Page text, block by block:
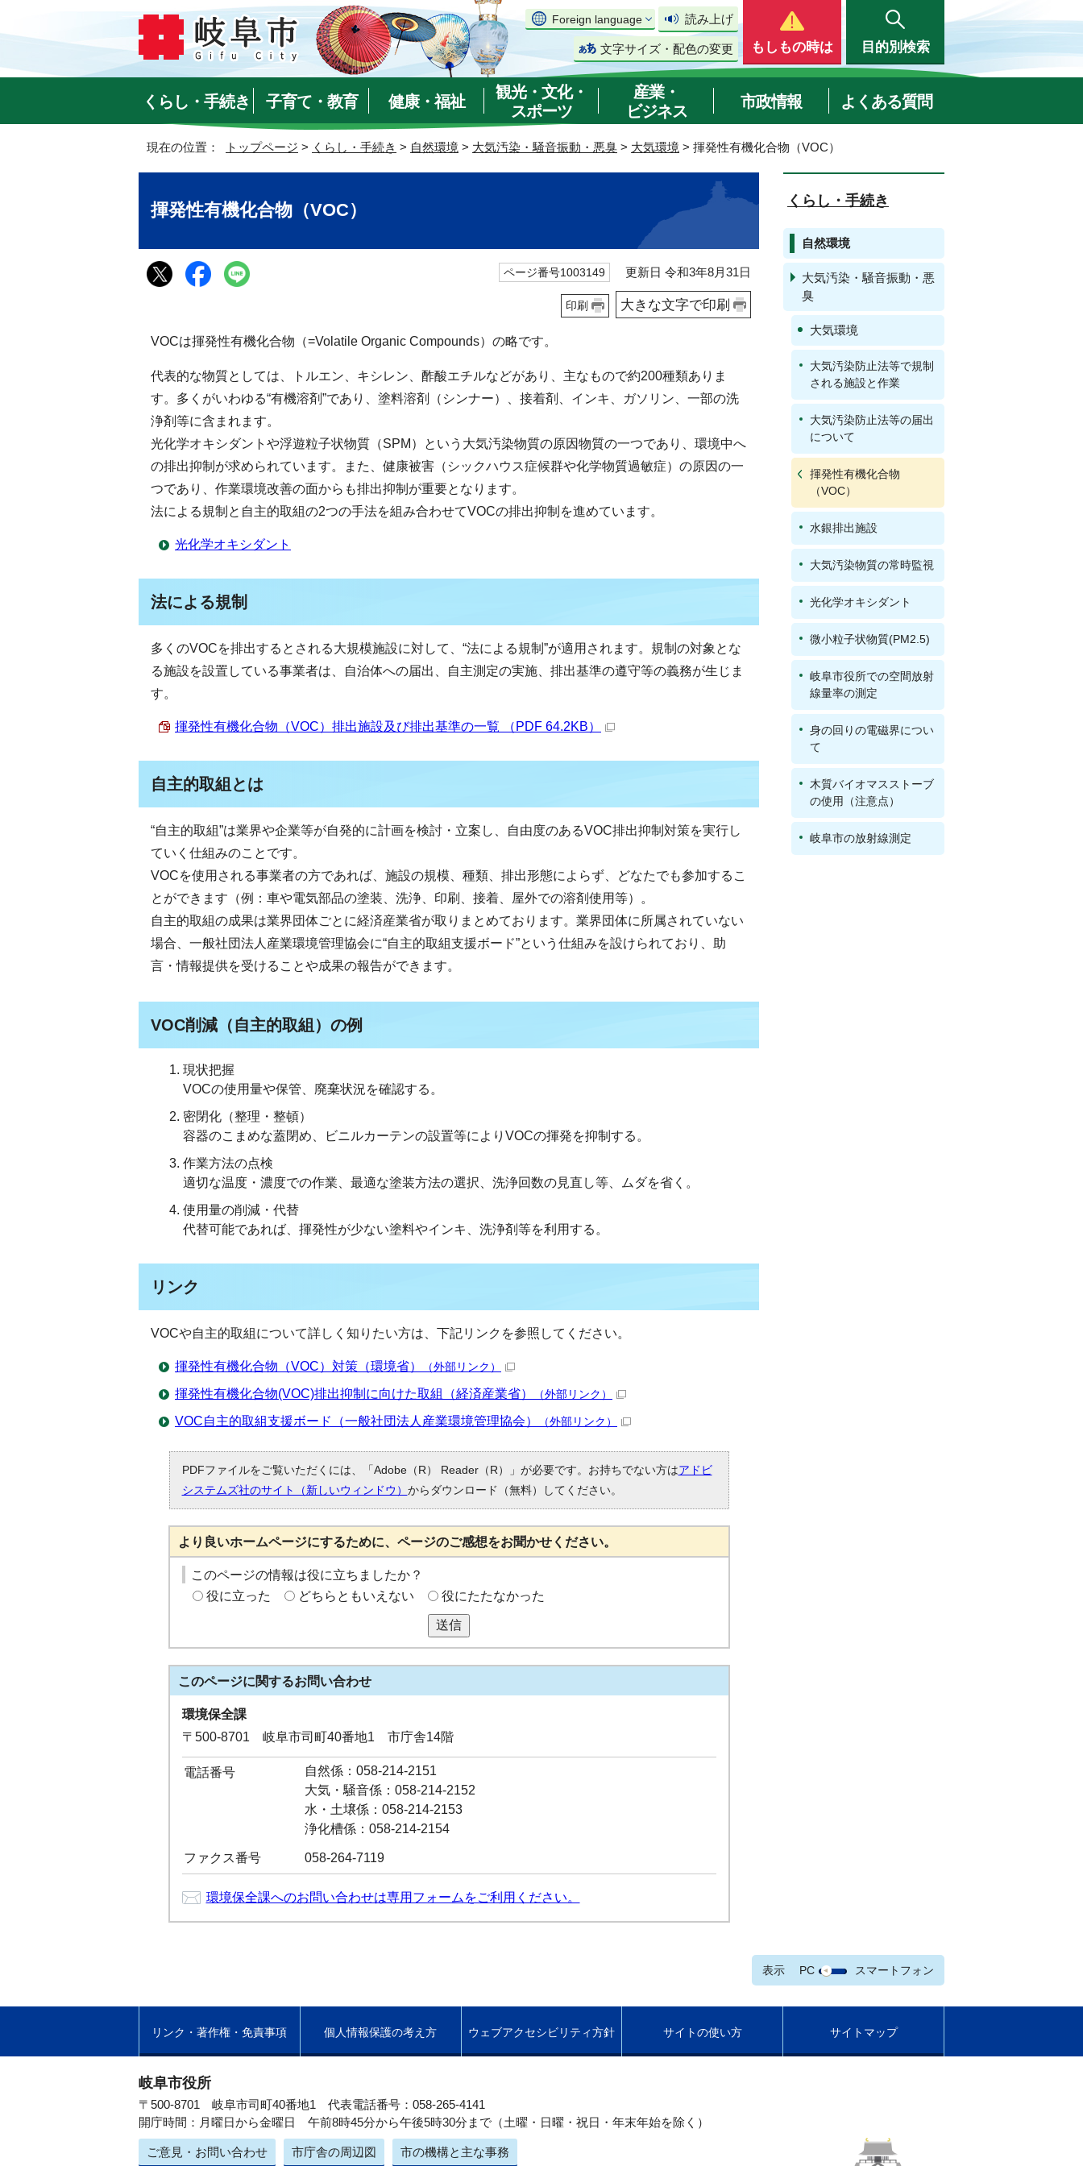
Foreign language 読み上げ
文字サイズ・配色の変更 もしもの時は 目的別検索
くらし・手続き 子育て・教育 健康・福祉
観光・文化・
スポーツ
産業・
ビジネス
市政情報 よくある質問
現在の位置： トップページ > くらし・手続き > 自然環境 > 大気汚染・騒音振動・悪臭 > 大気環境 > 揮発性有機化合物（VOC）
揮発性有機化合物（VOC）
ページ番号1003149 更新日 令和3年8月31日
印刷 大きな文字で印刷
VOCは揮発性有機化合物（=Volatile Organic Compounds）の略です。
代表的な物質としては、トルエン、キシレン、酢酸エチルなどがあり、主なもので約200種類ありま
す。多くがいわゆる“有機溶剤”であり、塗料溶剤（シンナー）、接着剤、インキ、ガソリン、一部の洗
浄剤等に含まれます。
光化学オキシダントや浮遊粒子状物質（SPM）という大気汚染物質の原因物質の一つであり、環境中へ
の排出抑制が求められています。また、健康被害（シックハウス症候群や化学物質過敏症）の原因の一
つであり、作業環境改善の面からも排出抑制が重要となります。
法による規制と自主的取組の2つの手法を組み合わせてVOCの排出抑制を進めています。
光化学オキシダント
法による規制
多くのVOCを排出するとされる大規模施設に対して、“法による規制”が適用されます。規制の対象とな
る施設を設置している事業者は、自治体への届出、自主測定の実施、排出基準の遵守等の義務が生じま
す。
揮発性有機化合物（VOC）排出施設及び排出基準の一覧 （PDF 64.2KB）
自主的取組とは
“自主的取組”は業界や企業等が自発的に計画を検討・立案し、自由度のあるVOC排出抑制対策を実行し
ていく仕組みのことです。
VOCを使用される事業者の方であれば、施設の規模、種類、排出形態によらず、どなたでも参加するこ
とができます（例：車や電気部品の塗装、洗浄、印刷、接着、屋外での溶剤使用等）。
自主的取組の成果は業界団体ごとに経済産業省が取りまとめております。業界団体に所属されていない
場合、一般社団法人産業環境管理協会に“自主的取組支援ボード”という仕組みを設けられており、助
言・情報提供を受けることや成果の報告ができます。
VOC削減（自主的取組）の例
現状把握
VOCの使用量や保管、廃棄状況を確認する。
密閉化（整理・整頓）
容器のこまめな蓋閉め、ビニルカーテンの設置等によりVOCの揮発を抑制する。
作業方法の点検
適切な温度・濃度での作業、最適な塗装方法の選択、洗浄回数の見直し等、ムダを省く。
使用量の削減・代替
代替可能であれば、揮発性が少ない塗料やインキ、洗浄剤等を利用する。
リンク
VOCや自主的取組について詳しく知りたい方は、下記リンクを参照してください。
揮発性有機化合物（VOC）対策（環境省） （外部リンク）
揮発性有機化合物(VOC)排出抑制に向けた取組（経済産業省） （外部リンク）
VOC自主的取組支援ボード（一般社団法人産業環境管理協会） （外部リンク）
PDFファイルをご覧いただくには、「Adobe（R） Reader（R）」が必要です。お持ちでない方はアドビ
システムズ社のサイト（新しいウィンドウ） からダウンロード（無料）してください。
より良いホームページにするために、ページのご感想をお聞かせください。
このページの情報は役に立ちましたか？
役に立った
どちらともいえない 役にたたなかった
送信
このページに関するお問い合わせ
環境保全課
〒500-8701 岐阜市司町40番地1 市庁舎14階
電話番号
自然係：058-214-2151
大気・騒音係：058-214-2152
水・土壌係：058-214-2153
浄化槽係：058-214-2154
ファクス番号 058-264-7119
環境保全課へのお問い合わせは専用フォームをご利用ください。
くらし・手続き
自然環境
大気汚染・騒音振動・悪
臭
大気環境
大気汚染防止法等で規制
される施設と作業
大気汚染防止法等の届出
について
揮発性有機化合物
（VOC）
水銀排出施設
大気汚染物質の常時監視
光化学オキシダント
微小粒子状物質(PM2.5)
岐阜市役所での空間放射
線量率の測定
身の回りの電磁界につい
て
木質バイオマスストーブ
の使用（注意点）
岐阜市の放射線測定
表示 PC スマートフォン
リンク・著作権・免責事項 個人情報保護の考え方 ウェブアクセシビリティ方針 サイトの使い方 サイトマップ
岐阜市役所
〒500-8701 岐阜市司町40番地1 代表電話番号：058-265-4141
開庁時間：月曜日から金曜日 午前8時45分から午後5時30分まで（土曜・日曜・祝日・年末年始を除く）
ご意見・お問い合わせ 市庁舎の周辺図 市の機構と主な事務